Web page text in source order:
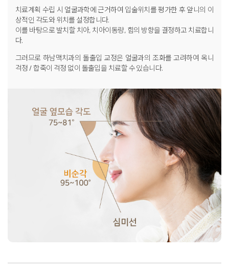
치료계획 수립 시 얼굴과학에 근거하여 입술위치를 평가한 후 앞니의 이
상적인 각도와 위치를 설정합니다.
이를 바탕으로 발치할 치아, 치아이동량, 힘의 방향을 결정하고 치료합니
다.
그러므로 하남맥치과의 돌출입 교정은 얼굴과의 조화를 고려하여옥니
걱정 / 합죽이 걱정 없이 돌출입을 치료할 수 있습니다.